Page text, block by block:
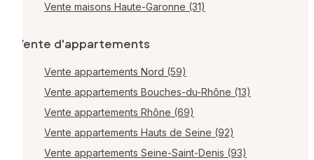
Vente maisons Haute-Garonne (31)
Vente d'appartements
Vente appartements Nord (59)
Vente appartements Bouches-du-Rhône (13)
Vente appartements Rhône (69)
Vente appartements Hauts de Seine (92)
Vente appartements Seine-Saint-Denis (93)